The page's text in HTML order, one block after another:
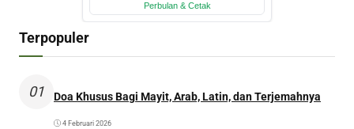
Terpopuler
01 Doa Khusus Bagi Mayit, Arab, Latin, dan Terjemahnya
4 Februari 2026